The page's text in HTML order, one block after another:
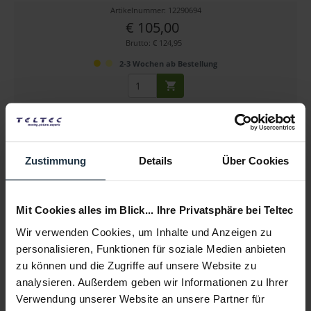
Zustimmung Details Über Cookies
Mit Cookies alles im Blick... Ihre Privatsphäre bei Teltec
Wir verwenden Cookies, um Inhalte und Anzeigen zu
personalisieren, Funktionen für soziale Medien anbieten
zu können und die Zugriffe auf unsere Website zu
analysieren. Außerdem geben wir Informationen zu Ihrer
Verwendung unserer Website an unsere Partner für
Artikelnummer: 12290694
€ 105,00
Brutto: € 124,95
2-3 Wochen ab Bestellung
Faltbarer Kamerawagen für Lasten bis 200 kg
Artikelnummer: 12274086
€ 1.100,00